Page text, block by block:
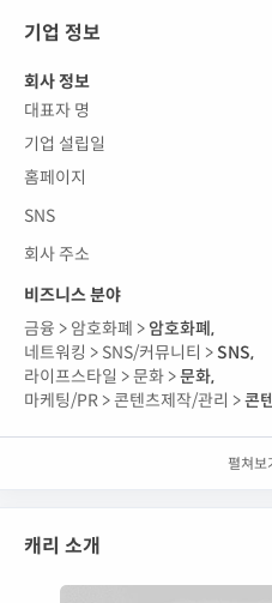
기업 정보
회사 정보
대표자 명
기업 설립일
홈페이지
SNS
회사 주소
비즈니스 분야
금융 > 암호화폐 > 암호화폐,
네트워킹 > SNS/커뮤니티 >SNS,
라이프스타일 >문화 >문화,
마케팅/PR >콘텐츠제작/관리 >콘
펼쳐보
캐리 소개